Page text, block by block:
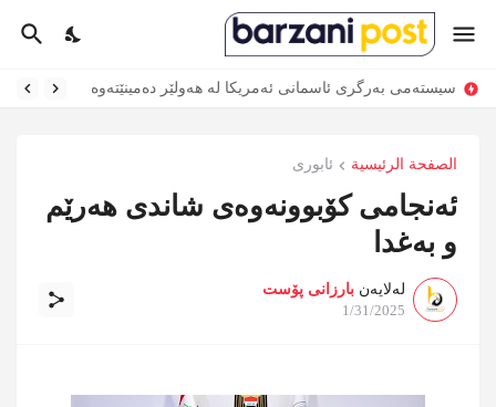
سیستەمی بەرگری ئاسمانی ئەمریکا لە هەولێر دەمینێتەوە
الصفحة الرئيسية ئابوری
ئەنجامی کۆبوونەوەی شاندی هەرێم
و بەغدا
لەلایەن بارزانی پۆست
1/31/2025